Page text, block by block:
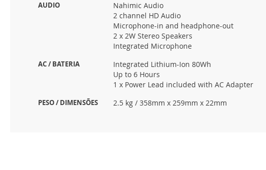
AUDIO
Nahimic Audio
2 channel HD Audio
Microphone-in and headphone-out
2 x 2W Stereo Speakers
Integrated Microphone
AC / BATERIA
Integrated Lithium-Ion 80Wh
Up to 6 Hours
1 x Power Lead included with AC Adapter
PESO / DIMENSÕES 2.5 kg / 358mm x 259mm x 22mm